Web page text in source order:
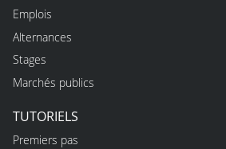
Emplois
Alternances
Stages
Marchés publics
TUTORIELS
Premiers pas